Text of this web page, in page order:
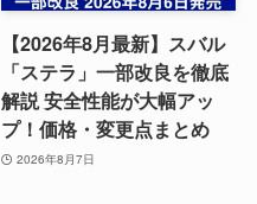
【2026年8月最新】スバル
「ステラ」一部改良を徹底
解説 安全性能が大幅アッ
プ！価格・変更点まとめ
2026年8月7日